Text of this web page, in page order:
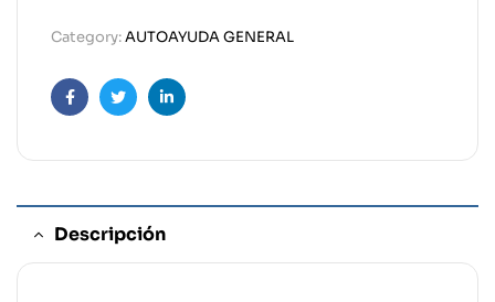
Category:AUTOAYUDA GENERAL
FacebookTwitterLinkedin
Descripción